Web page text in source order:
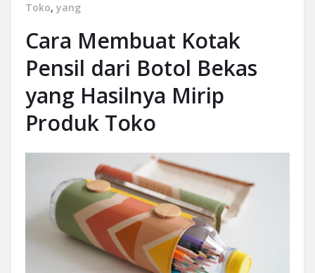
Toko, yang
Cara Membuat Kotak
Pensil dari Botol Bekas
yang Hasilnya Mirip
Produk Toko